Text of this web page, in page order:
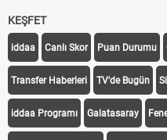
KEŞFET
iddaa Canlı Skor Puan Durumu
Transfer Haberleri TV'de Bugün
iddaa Programı Galatasaray